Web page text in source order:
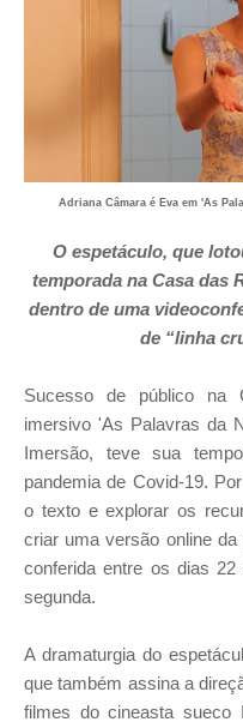
Adriana Câmara é Eva em 'As
O espetáculo, que
temporada na Casa das
dentro de uma
de “linha
Sucesso de público na
imersivo 'As Palavras da
Imersão, teve sua
pandemia de Covid-19.
o texto e explorar os
criar uma versão online
conferida entre os dias
segunda.
A dramaturgia do
que também assina a
filmes do cineasta sueco